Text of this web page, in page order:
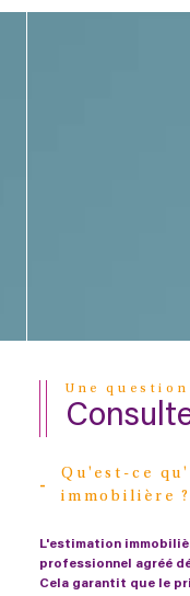
Une question
Qu'est-ce
immobilière ?
L'estimation
professionnel agréé
Cela garantit que le